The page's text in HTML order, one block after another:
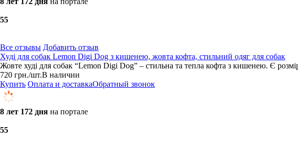
55
Все отзывы Добавить отзыв
Худі для собак Lemon Digi Dog з кишенею, жовта кофта, стильний одяг для собак
Жовте худі для собак “Lemon Digi Dog” – стильна та тепла кофта з кишенею. Є
720 грн./шт.В наличии
Купить Оплата и доставкаОбратный звонок
8 лет 172 дня на портале
55